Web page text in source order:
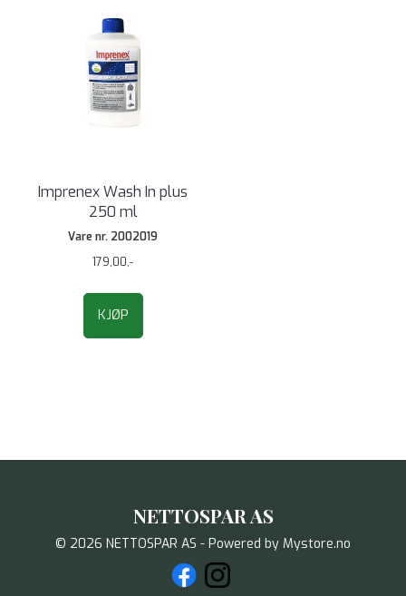
Imprenex Wash In plus
250 ml
Vare nr. 2002019
179,00,-
KJØP
NETTOSPAR AS
© 2026 NETTOSPAR AS - Powered by Mystore.no